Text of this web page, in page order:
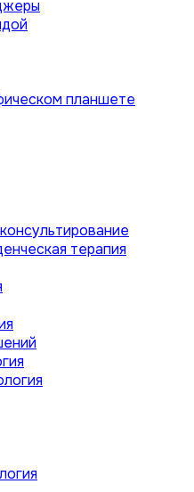
планшете
терапия